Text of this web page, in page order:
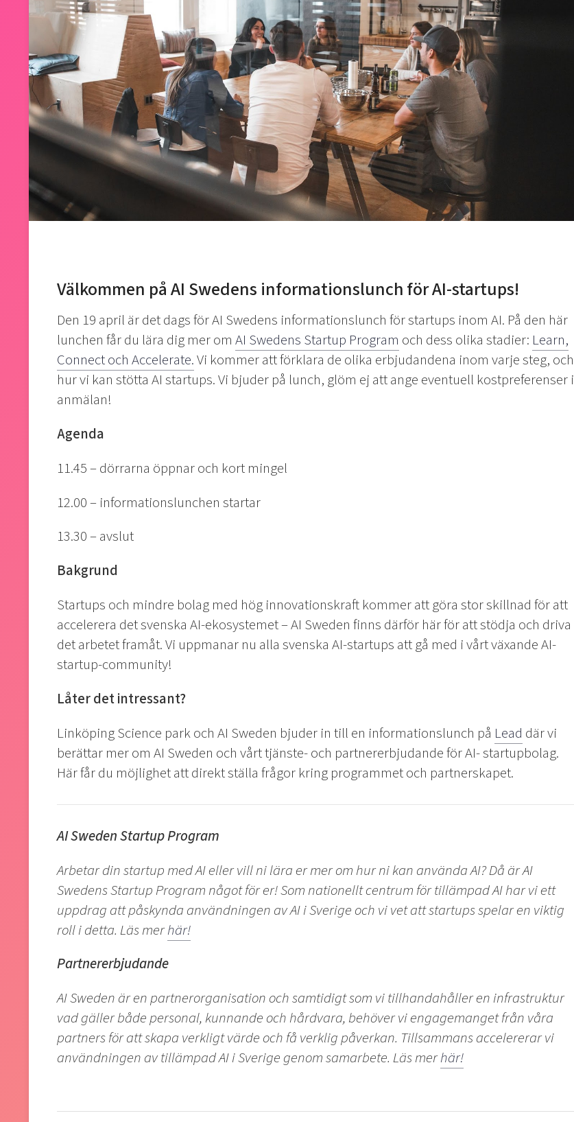
Välkommen på AI Swedens informationslunch för AI-startups!
Den 19 april ärdet dags för AI Swedens informationslunch för startups inom AI. På den här
lunchen får du lära dig mer omAI Swedens Startup Program och dess olika stadier: Learn,
Connect och Accelerate.Vi kommer att förklara de olika erbjudandena inom varje steg, och
hur vi kan stötta AI startups. Vi bjuder på lunch, glöm ej att ange eventuell kostpreferenser i
anmälan!
Agenda
11.45 – dörrarna öppnar och kort mingel
12.00 – informationslunchen startar
13.30 – avslut
Bakgrund
Startups och mindre bolag med hög innovationskraft kommer att göra stor skillnad för att
accelerera det svenska AI-ekosystemet – AI Sweden finns därför här för att stödja och driva
det arbetet framåt. Vi uppmanar nu alla svenska AI-startups att gå med i vårt växande AI-
startup-community!
Låter det intressant?
Linköping Science park och AI Sweden bjuder in till en informationslunch på Lead där vi
berättar mer om AI Sweden och vårt tjänste- och partnererbjudande för AI- startupbolag.
Här får du möjlighet att direkt ställa frågor kring programmet och partnerskapet.
AI Sweden Startup Program
Arbetar din startup med AI eller vill ni lära er mer om hur ni kan använda AI? Då är AI
Swedens Startup Program något för er! Som nationellt centrum för tillämpad AI har vi ett
uppdrag att påskynda användningen av AI i Sverige och vi vet att startups spelar en viktig
roll i detta. Läs merhär!
Partnererbjudande
AI Sweden är en partnerorganisation och samtidigt som vi tillhandahåller en infrastruktur
vad gäller både personal, kunnande och hårdvara, behöver vi engagemanget från våra
partners för att skapa verkligt värde och få verklig påverkan. Tillsammans accelererar vi
användningen av tillämpad AI i Sverige genom samarbete. Läs merhär!